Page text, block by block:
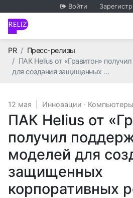
Войти
PRГлавная
Пресс-релизы
ПАК Helius от «Гравитон»
для создания защищенных …
12 мая Инновации ·
ПАК Helius от
получил
моделей для
защищенных
корпоративных